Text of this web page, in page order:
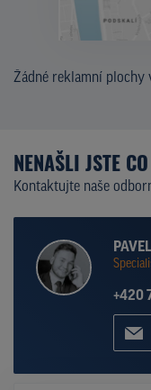
Žádné reklamní plochy
NENAŠLI JSTE
Kontaktujte naše
+420